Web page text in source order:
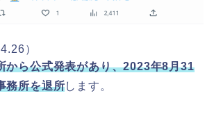
）
から公式発表があり、2023年8月31
務所を退所します。